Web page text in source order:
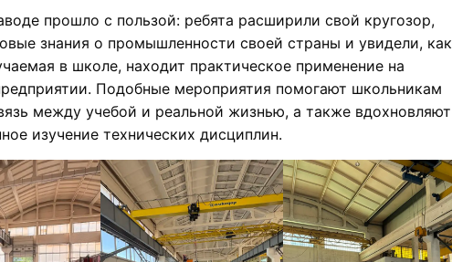
прошло с пользой: ребята расширили свой кругозор,
знания о промышленности своей страны и увидели, как
в школе, находит практическое применение на
Подобные мероприятия помогают школьникам
между учебой и реальной жизнью, а также вдохновляют
изучение технических дисциплин.